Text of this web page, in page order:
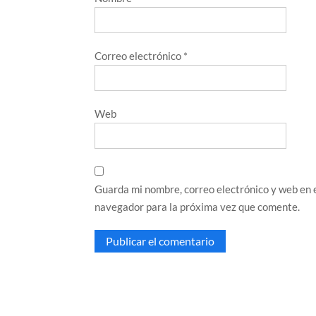
Correo electrónico *
Web
Guarda mi nombre, correo electrónico y web en
navegador para la próxima vez que comente.